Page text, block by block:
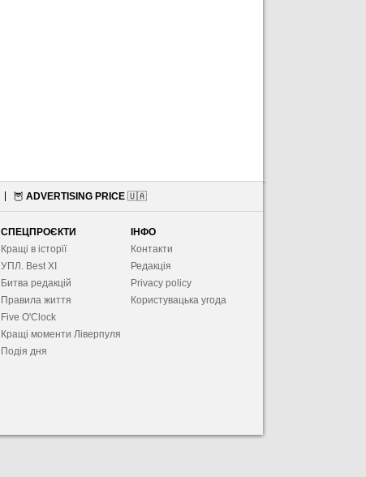
🦉 ADVERTISING PRICE 🇺🇦
СПЕЦПРОЄКТИ
Кращі в історії
УПЛ. Best XІ
Битва редакцій
Правила життя
Five O'Clock
Кращі моменти Ліверпуля
Подія дня
ІНФО
Контакти
Редакція
Privacy policy
Користувацька угода